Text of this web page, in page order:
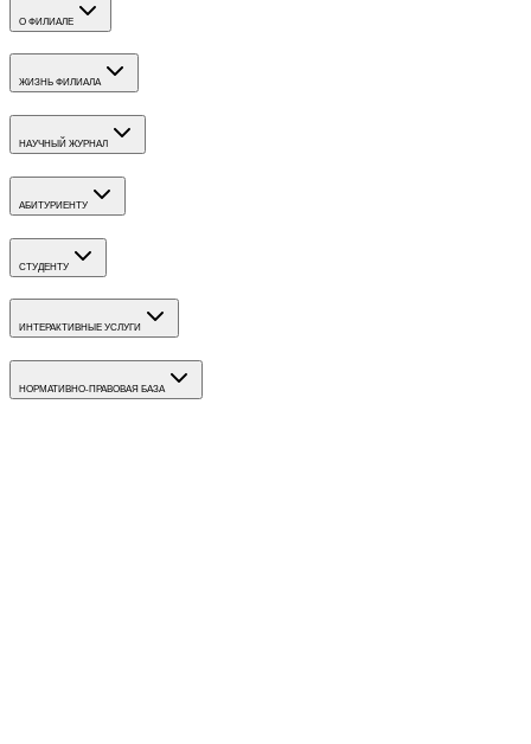
О ФИЛИАЛЕ
ЖИЗНЬ ФИЛИАЛА
НАУЧНЫЙ ЖУРНАЛ
АБИТУРИЕНТУ
СТУДЕНТУ
ИНТЕРАКТИВНЫЕ УСЛУГИ
НОРМАТИВНО-ПРАВОВАЯ БАЗА